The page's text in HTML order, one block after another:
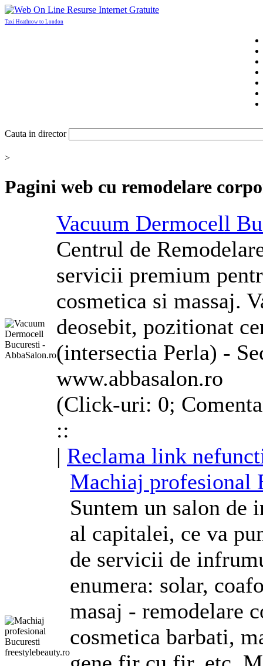
Taxi Heathrow to London
Cauta in director
>
Pagini web cu remodelare
Vacuum Dermocell
Centrul de
servicii premium
cosmetica si massaj.
deosebit, pozitionat
(intersectia Perla) -
www.abbasalon.ro
(Click-uri: 0;
::
| Reclama link
Machiaj profesional
Suntem un salon de
al capitalei, ce va
de servicii de
enumera: solar,
masaj - remodelare
cosmetica barbati,